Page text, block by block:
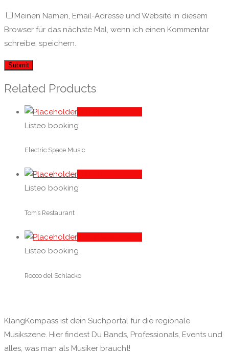
Meinen Namen, Email-Adresse und Website in diesem
Browser für das nächste Mal, wenn ich einen Kommentar
schreibe, speichern.
Related Products
Listeo booking
Electric Space Music
Listeo booking
Tom’s Restaurant
Listeo booking
Rocco del Schlacko
KlangKompass ist dein Suchportal für die regionale
Musikszene. Hier findest Du Bands, Professionals, Events und
alles, was man als Musiker braucht!